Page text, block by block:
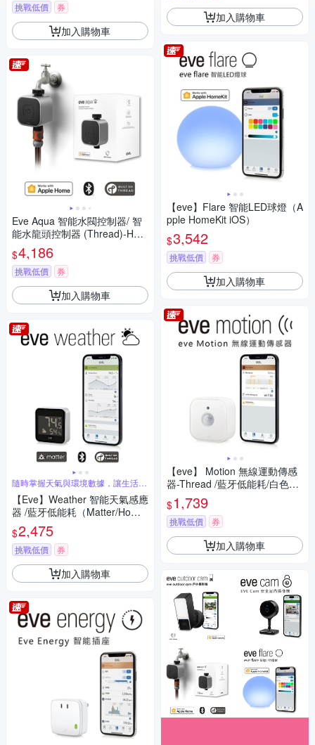
挑戰低價 券
加入購物車
Eve Aqua 智能水閥控制器/ 智
能水龍頭控制器 (Thread)-Hom
eKit
$4,186
挑戰低價 券
加入購物車
隨時掌握天氣與環境數據，讓生活更
智慧
【Eve】Weather 智能天氣感應
器 /藍牙低能耗（Matter/Home
Kit iOS）
$2,475
挑戰低價 券
加入購物車
加入購物車
【eve】Flare 智能LED球燈（A
pple HomeKit iOS）
$3,542
挑戰低價 券
加入購物車
【eve】 Motion 無線運動傳感
器-Thread /藍牙低能耗/白色
（Apple HomeKit iOS）
$1,739
挑戰低價 券
加入購物車